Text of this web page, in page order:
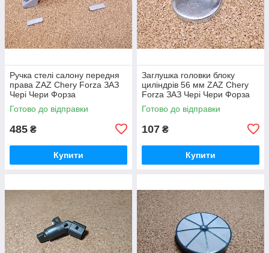
Ручка стелі салону передня
права ZAZ Chery Forza ЗАЗ
Чері Чери Форза
Готово до відправки
485 ₴
Купити
Заглушка головки блоку
циліндрів 56 мм ZAZ Chery
Forza ЗАЗ Чері Чери Форза
Готово до відправки
107 ₴
Купити